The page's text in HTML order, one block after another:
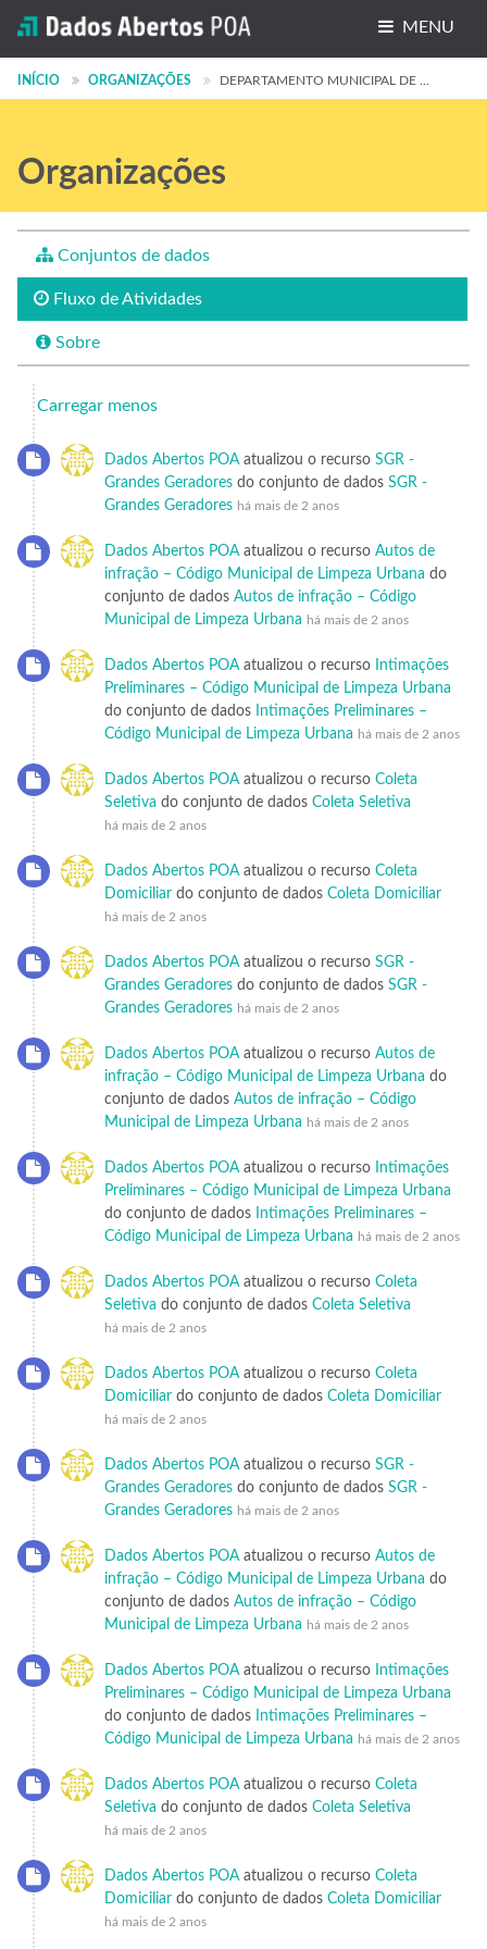
MENU
Conjuntos de dados
Grupos
INÍCIO ORGANIZAÇÕES DEPARTAMENTO MUNICIPAL DE ...
Organizações
Conjuntos de dados
Fluxo de Atividades
Sobre
Carregar menos
Dados Abertos POAatualizou o recurso SGR -
Grandes Geradores do conjunto de dados SGR -
Grandes Geradores há mais de 2 anos
Dados Abertos POAatualizou o recurso Autos de
infração – Código Municipal de Limpeza Urbana do
conjunto de dados Autos de infração – Código
Municipal de Limpeza Urbana há mais de 2 anos
Dados Abertos POAatualizou o recurso
Intimações
Preliminares – Código Municipal de Limpeza Urbana
do conjunto de dados
Intimações Preliminares –
Código Municipal de Limpeza Urbana há mais de 2 anos
Dados Abertos POAatualizou o recurso Coleta
Seletiva do conjunto de dados Coleta Seletiva
há mais de 2 anos
Dados Abertos POAatualizou o recurso Coleta
Domiciliar do conjunto de dados Coleta Domiciliar
há mais de 2 anos
Dados Abertos POAatualizou o recurso SGR -
Grandes Geradores do conjunto de dados SGR -
Grandes Geradores há mais de 2 anos
Dados Abertos POAatualizou o recurso Autos de
infração – Código Municipal de Limpeza Urbana do
conjunto de dados Autos de infração – Código
Municipal de Limpeza Urbana há mais de 2 anos
Dados Abertos POAatualizou o recurso
Intimações
Preliminares – Código Municipal de Limpeza Urbana
do conjunto de dados
Intimações Preliminares –
Código Municipal de Limpeza Urbana há mais de 2 anos
Dados Abertos POAatualizou o recurso Coleta
Seletiva do conjunto de dados Coleta Seletiva
há mais de 2 anos
Dados Abertos POAatualizou o recurso Coleta
Domiciliar do conjunto de dados Coleta Domiciliar
há mais de 2 anos
Dados Abertos POAatualizou o recurso SGR -
Grandes Geradores do conjunto de dados SGR -
Grandes Geradores há mais de 2 anos
Dados Abertos POAatualizou o recurso Autos de
infração – Código Municipal de Limpeza Urbana do
conjunto de dados Autos de infração – Código
Municipal de Limpeza Urbana há mais de 2 anos
Dados Abertos POAatualizou o recurso
Intimações
Preliminares – Código Municipal de Limpeza Urbana
do conjunto de dados
Intimações Preliminares –
Código Municipal de Limpeza Urbana há mais de 2 anos
Dados Abertos POAatualizou o recurso Coleta
Seletiva do conjunto de dados Coleta Seletiva
há mais de 2 anos
Dados Abertos POAatualizou o recurso Coleta
Domiciliar do conjunto de dados Coleta Domiciliar
há mais de 2 anos